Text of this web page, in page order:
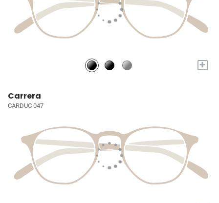
+
Carrera
CARDUC 047